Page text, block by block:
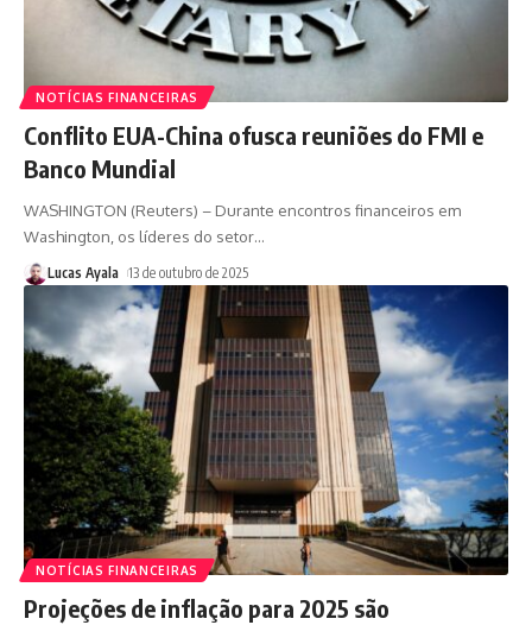
NOTÍCIAS FINANCEIRAS
Conflito EUA-China ofusca reuniões do FMI e
Banco Mundial
WASHINGTON (Reuters) – Durante encontros financeiros em
Washington, os líderes do setor…
Lucas Ayala 13 de outubro de 2025
NOTÍCIAS FINANCEIRAS
Projeções de inflação para 2025 são